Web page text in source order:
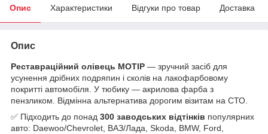
Опис Характеристики Відгуки про товар Доставка
Опис
Реставраційний олівець MOTIP — зручний засіб для
усунення дрібних подряпин і сколів на лакофарбовому
покритті автомобіля. У тюбику — акрилова фарба з
пензликом. Відмінна альтернатива дорогим візитам на СТО.
✅ Підходить до понад 300 заводських відтінків популярних
авто: Daewoo/Chevrolet, ВАЗ/Лада, Skoda, BMW, Ford,